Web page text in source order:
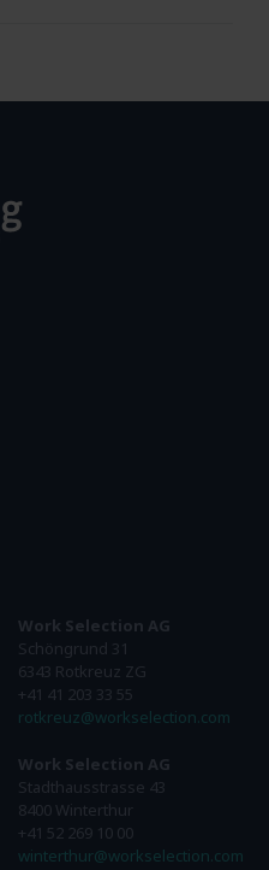
Work Selection AG
Schöngrund 31
6343 Rotkreuz ZG
+41 41 203 33 55
rotkreuz@workselection.com
Work Selection AG
Stadthausstrasse 43
8400 Winterthur
+41 52 269 10 00
winterthur@workselection.com